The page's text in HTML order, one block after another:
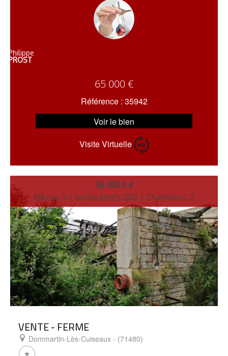
Philippe
PROST
65 000 €
Référence : 35942
Voir le bien
Visite Virtuelle
36 000 € €
Pièces: 3 | surface(m²): 200 | Chambres: 2
VENTE - FERME
Dommartin-Lès-Cuiseaux - (71480)